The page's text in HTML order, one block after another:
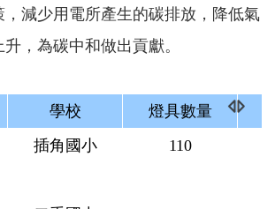
減少用電所產生的碳排放，降低氣
升，為碳中和做出貢獻。
學校
燈具數量
插角國小 110